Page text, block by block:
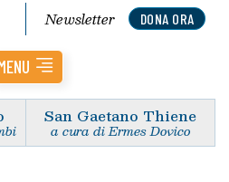
DONA ORA
Newsletter
San Gaetano Thiene
a cura di Ermes Dovico